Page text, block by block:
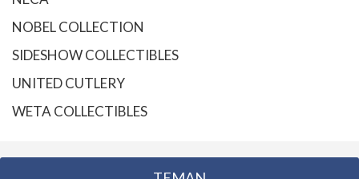
NOBEL COLLECTION
SIDESHOW COLLECTIBLES
UNITED CUTLERY
WETA COLLECTIBLES